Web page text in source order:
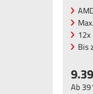
Bis
Ab